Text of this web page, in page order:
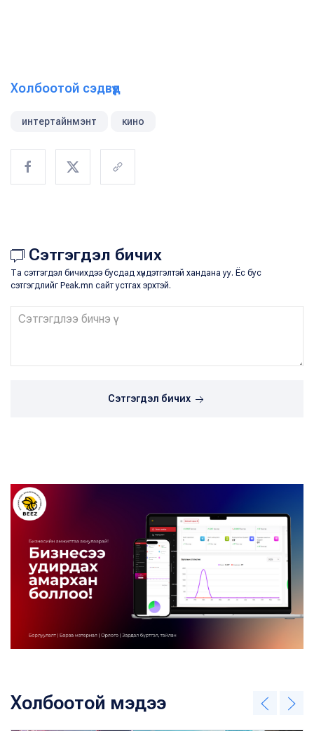
Холбоотой сэдвүүд
интертайнмэнт кино
Сэтгэгдэл бичих
Та сэтгэгдэл бичихдээ бусдад хүндэтгэлтэй хандана уу. Ёс бус
сэтгэгдлийг Peak.mn сайт устгах эрхтэй.
Сэтгэгдэл бичих
Холбоотой мэдээ